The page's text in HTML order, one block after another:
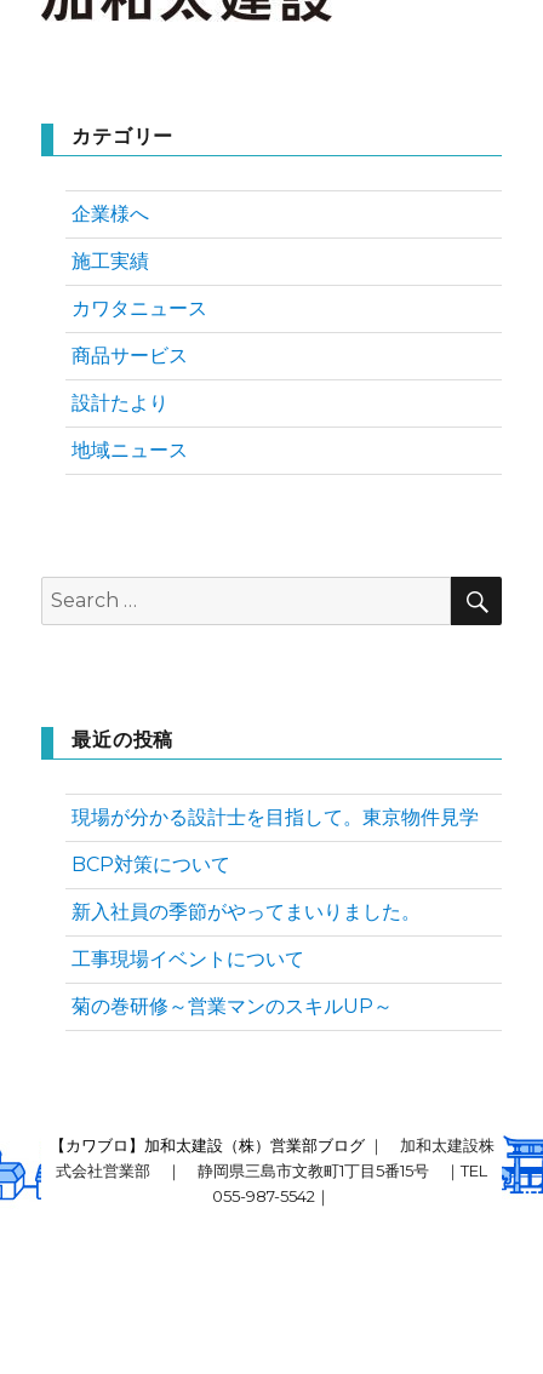
カテゴリー
企業様へ
施工実績
カワタニュース
商品サービス
設計たより
地域ニュース
Search
for:
最近の投稿
現場が分かる設計士を目指して。東京物件見学
BCP対策について
新入社員の季節がやってまいりました。
工事現場イベントについて
菊の巻研修～営業マンのスキルUP～
【カワブロ】加和太建設（株）営業部ブログ｜ 加和太建設株
式会社営業部 ｜ 静岡県三島市文教町1丁目5番15号 ｜TEL
055-987-5542｜